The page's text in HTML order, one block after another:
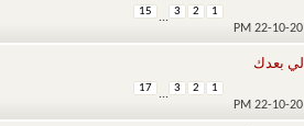
1
2
3
...
15
بعدك
1
2
3
...
17